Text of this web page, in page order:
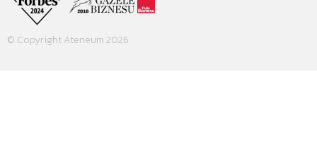
© Copyright Ateneum 2026